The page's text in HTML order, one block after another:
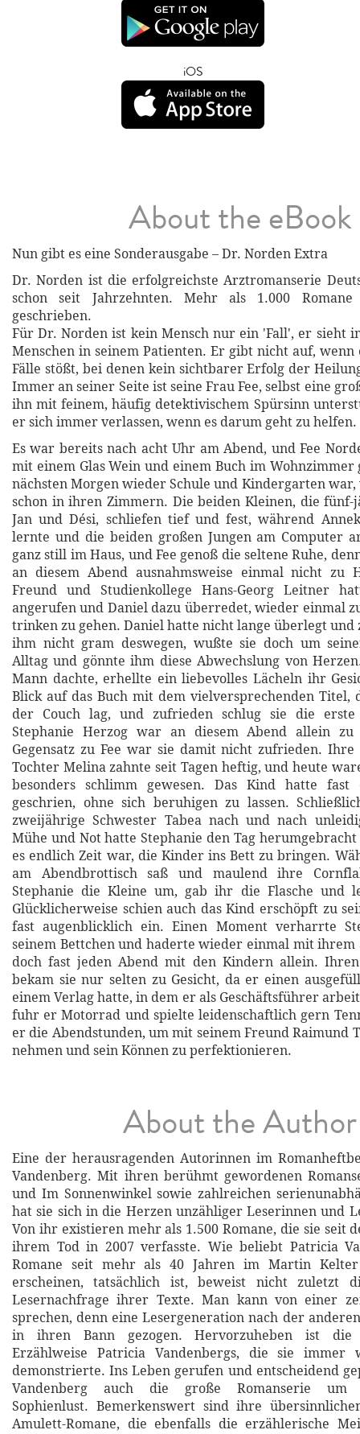
iOS
About the eBook
Nun gibt es eine Sonderausgabe – Dr. Norden Extra
Dr. Norden ist die erfolgreichste Arztromanserie
schon seit Jahrzehnten. Mehr als 1.000
geschrieben.
Für Dr. Norden ist kein Mensch nur ein 'Fall', er sieht
Menschen in seinem Patienten. Er gibt nicht auf,
Fälle stößt, bei denen kein sichtbarer Erfolg der
Immer an seiner Seite ist seine Frau Fee, selbst eine
ihn mit feinem, häufig detektivischem Spürsinn
er sich immer verlassen, wenn es darum geht zu helfen.
Es war bereits nach acht Uhr am Abend, und Fee
mit einem Glas Wein und einem Buch im Wohnzimmer
nächsten Morgen wieder Schule und Kindergarten
schon in ihren Zimmern. Die beiden Kleinen, die
Jan und Dési, schliefen tief und fest, während
lernte und die beiden großen Jungen am Computer
ganz still im Haus, und Fee genoß die seltene Ruhe,
an diesem Abend ausnahmsweise einmal nicht zu
Freund und Studienkollege Hans-Georg Leitner
angerufen und Daniel dazu überredet, wieder einmal
trinken zu gehen. Daniel hatte nicht lange überlegt und
ihm nicht gram deswegen, wußte sie doch um
Alltag und gönnte ihm diese Abwechslung von
Mann dachte, erhellte ein liebevolles Lächeln ihr
Blick auf das Buch mit dem vielversprechenden Titel,
der Couch lag, und zufrieden schlug sie die
Stephanie Herzog war an diesem Abend allein
Gegensatz zu Fee war sie damit nicht zufrieden.
Tochter Melina zahnte seit Tagen heftig, und heute
besonders schlimm gewesen. Das Kind hatte fast
geschrien, ohne sich beruhigen zu lassen.
zweijährige Schwester Tabea nach und nach
Mühe und Not hatte Stephanie den Tag
es endlich Zeit war, die Kinder ins Bett zu bringen.
am Abendbrottisch saß und maulend ihre
Stephanie die Kleine um, gab ihr die Flasche und
Glücklicherweise schien auch das Kind erschöpft zu
fast augenblicklich ein. Einen Moment verharrte
seinem Bettchen und haderte wieder einmal mit ihrem
doch fast jeden Abend mit den Kindern allein.
bekam sie nur selten zu Gesicht, da er einen
einem Verlag hatte, in dem er als Geschäftsführer
fuhr er Motorrad und spielte leidenschaftlich gern
er die Abendstunden, um mit seinem Freund Raimund
nehmen und sein Können zu perfektionieren.
About the Author
Eine der herausragenden Autorinnen im
Vandenberg. Mit ihren berühmt gewordenen
und Im Sonnenwinkel sowie zahlreichen
hat sie sich in die Herzen unzähliger Leserinnen und
Von ihr existieren mehr als 1.500 Romane, die sie seit
ihrem Tod in 2007 verfasste. Wie beliebt Patricia
Romane seit mehr als 40 Jahren im Martin
erscheinen, tatsächlich ist, beweist nicht zuletzt
Lesernachfrage ihrer Texte. Man kann von einer
sprechen, denn eine Lesergeneration nach der
in ihren Bann gezogen. Hervorzuheben ist die
Erzählweise Patricia Vandenbergs, die sie immer
demonstrierte. Ins Leben gerufen und entscheidend
Vandenberg auch die große Romanserie um
Sophienlust. Bemerkenswert sind ihre
Amulett-Romane, die ebenfalls die erzählerische